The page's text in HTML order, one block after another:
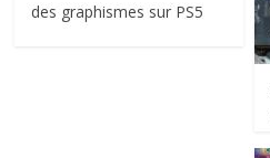
des graphismes sur PS5